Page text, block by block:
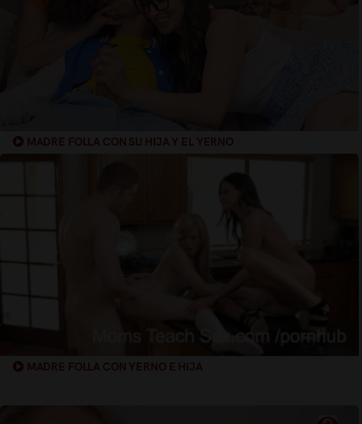
MADRE FOLLA CON SU HIJA Y EL YERNO
MADRE FOLLA CON YERNO E HIJA